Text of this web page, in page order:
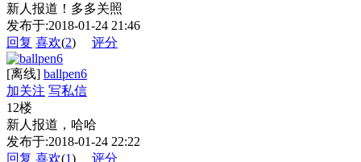
新人报道！多多关照
发布于:2018-01-24 21:46
回复 喜欢(2) 评分
[离线] ballpen6
加关注 写私信
12楼
新人报道，哈哈
发布于:2018-01-24 22:22
回复 喜欢(1) 评分